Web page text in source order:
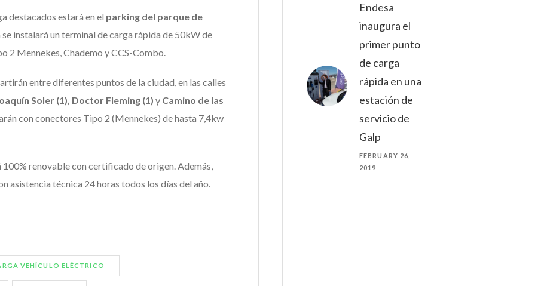
destacados estará en el parking del parque de
se instalará un terminal de carga rápida de 50kW de
2 Mennekes, Chademo y CCS-Combo.
entre diferentes puntos de la ciudad, en las calles
Soler (1), Doctor Fleming (1) y Camino de las
con conectores Tipo 2 (Mennekes) de hasta 7,4kw
100% renovable con certificado de origen. Además,
asistencia técnica 24 horas todos los días del año.
VEHÍCULO ELÉCTRICO
Endesa
inaugura el
primer punto
de carga
rápida en una
estación de
servicio de
Galp
FEBRUARY 26,
2019